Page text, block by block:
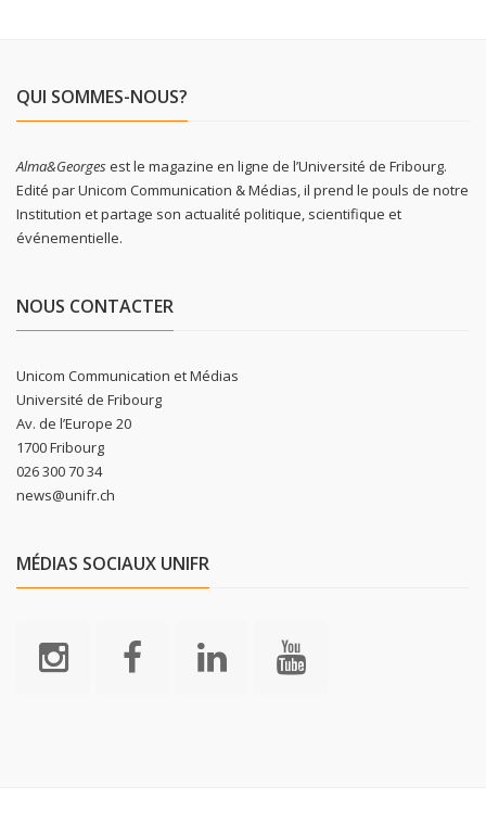
QUI SOMMES-NOUS?
Alma&Georgesest le magazine en ligne de l’Université de Fribourg.
Edité par Unicom Communication & Médias, il prend le pouls de notre
Institution et partage son actualité politique, scientifique et
événementielle.
NOUS CONTACTER
Unicom Communication et Médias
Université de Fribourg
Av. de l’Europe 20
1700 Fribourg
026 300 70 34
news@unifr.ch
MÉDIAS SOCIAUX UNIFR